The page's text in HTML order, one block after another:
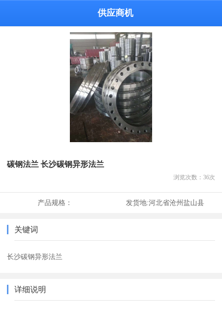
供应商机
碳钢法兰 长沙碳钢异形法兰
浏览次数： 36次
产品规格： 发货地:河北省沧州盐山县
关键词
长沙碳钢异形法兰
详细说明